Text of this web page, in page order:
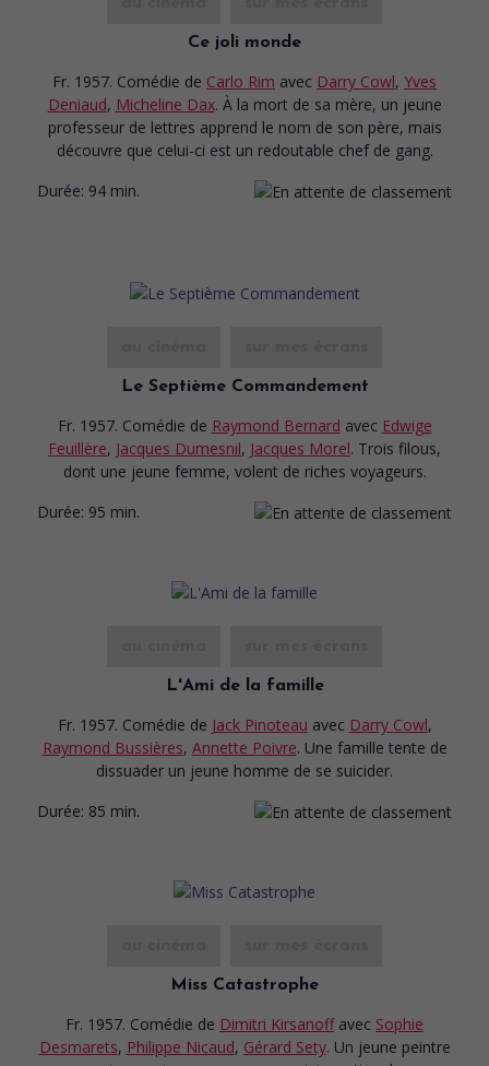
Ce joli monde
Fr. 1957. Comédie de Carlo Rim avec Darry Cowl, Yves
Deniaud, Micheline Dax. À la mort de sa mère, un jeune
professeur de lettres apprend le nom de son père, mais
découvre que celui-ci est un redoutable chef de gang.
Durée: 94 min.
Le Septième Commandement
Fr. 1957. Comédie de Raymond Bernard avec Edwige
Feuillère, Jacques Dumesnil, Jacques Morel. Trois filous,
dont une jeune femme, volent de riches voyageurs.
Durée: 95 min.
L'Ami de la famille
Fr. 1957. Comédie de Jack Pinoteau avec Darry Cowl,
Raymond Bussières, Annette Poivre. Une famille tente de
dissuader un jeune homme de se suicider.
Durée: 85 min.
Miss Catastrophe
Fr. 1957. Comédie de Dimitri Kirsanoff avec Sophie
Desmarets, Philippe Nicaud, Gérard Sety. Un jeune peintre